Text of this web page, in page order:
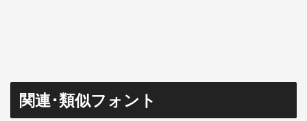
関連･類似フォント